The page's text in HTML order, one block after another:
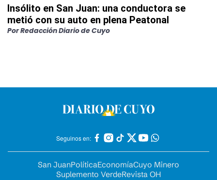
Insólito en San Juan: una conductora se
metió con su auto en plena Peatonal
PorRedacción Diario de Cuyo
Seguinos en:
San JuanPolíticaEconomíaCuyo Minero
Suplemento VerdeRevista OH